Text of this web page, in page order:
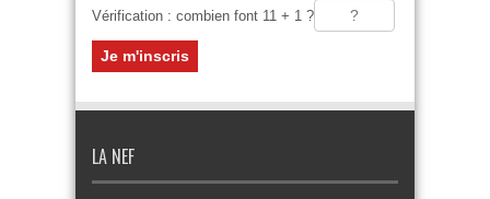
Vérification : combien font 11 + 1 ?
LA NEF